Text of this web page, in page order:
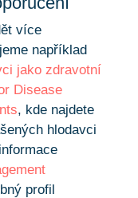
více
například
jako zdravotní
Disease
, kde najdete
hlodavci
profil